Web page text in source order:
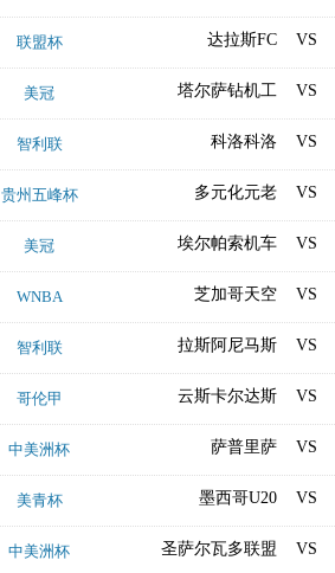
联盟杯 达拉斯FC VS
美冠 塔尔萨钻机工 VS
智利联 科洛科洛 VS
贵州五峰杯 多元化元老 VS
美冠 埃尔帕索机车 VS
WNBA 芝加哥天空 VS
智利联 拉斯阿尼马斯 VS
哥伦甲 云斯卡尔达斯 VS
中美洲杯 萨普里萨 VS
美青杯 墨西哥U20 VS
中美洲杯 圣萨尔瓦多联盟 VS